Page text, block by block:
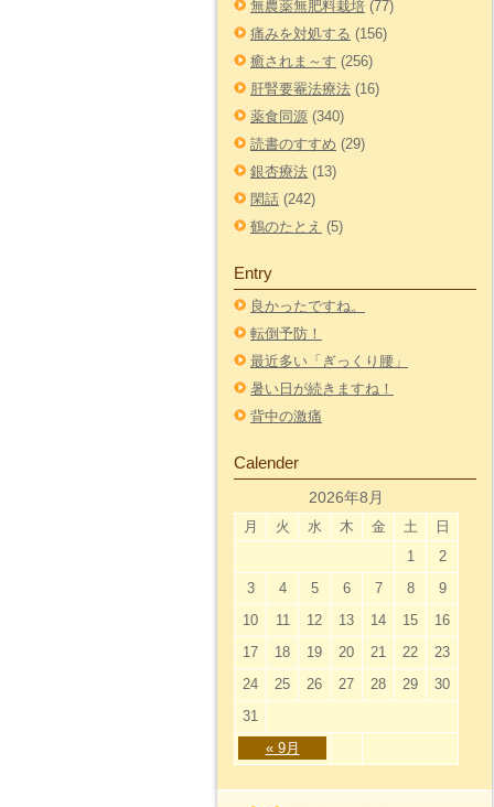
無農薬無肥料栽培 (77)
痛みを対処する (156)
癒されま～す (256)
肝腎要罨法療法 (16)
薬食同源 (340)
読書のすすめ (29)
銀杏療法 (13)
閑話 (242)
鶴のたとえ (5)
Entry
良かったですね。
転倒予防！
最近多い「ぎっくり腰」
暑い日が続きますね！
背中の激痛
Calender
2026年8月
月 火 水 木 金 土 日
« 9月
1
2
3
4 5 6 7 8
9
10
11 12 13 14 15
16
17
18 19 20 21 22
23
24
25 26 27 28 29
30
31